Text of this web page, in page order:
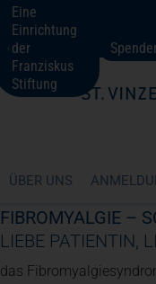
Eine
Einrichtung
der
Franziskus
Stiftung
St. Vinzenz-
Patienten + Besucher
Über uns
ÜBER UNS
FIBROMYALGIE –
LIEBE PATIENTIN,
das